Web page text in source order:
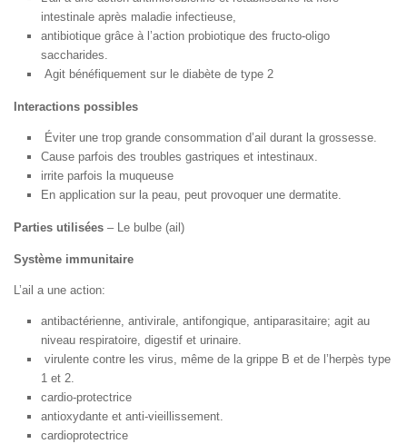
intestinale après maladie infectieuse,
antibiotique grâce à l’action probiotique des fructo-oligo
saccharides.
Agit bénéfiquement sur le diabète de type 2
Interactions possibles
Éviter une trop grande consommation d’ail durant la grossesse.
Cause parfois des troubles gastriques et intestinaux.
irrite parfois la muqueuse
En application sur la peau, peut provoquer une dermatite.
Parties utilisées – Le bulbe (ail)
Système immunitaire
L’ail a une action:
antibactérienne, antivirale, antifongique, antiparasitaire; agit au
niveau respiratoire, digestif et urinaire.
virulente contre les virus, même de la grippe B et de l’herpès type
1 et 2.
cardio-protectrice
antioxydante et anti-vieillissement.
cardioprotectrice